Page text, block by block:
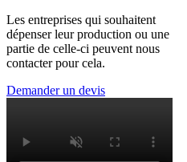
Les entreprises qui souhaitent
dépenser leur production ou une
partie de celle-ci peuvent nous
contacter pour cela.
Demander un devis